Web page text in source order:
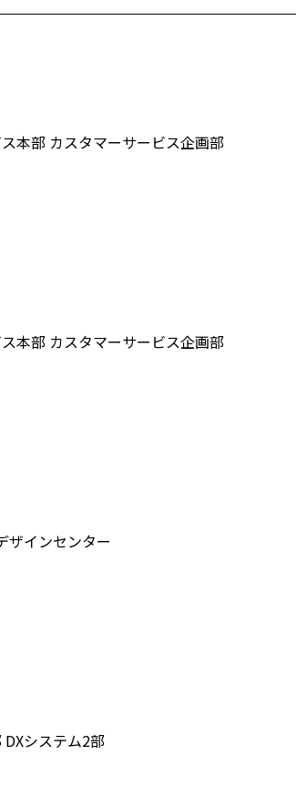
本部 カスタマーサービス企画部
本部 カスタマーサービス企画部
ザインセンター
システム2部